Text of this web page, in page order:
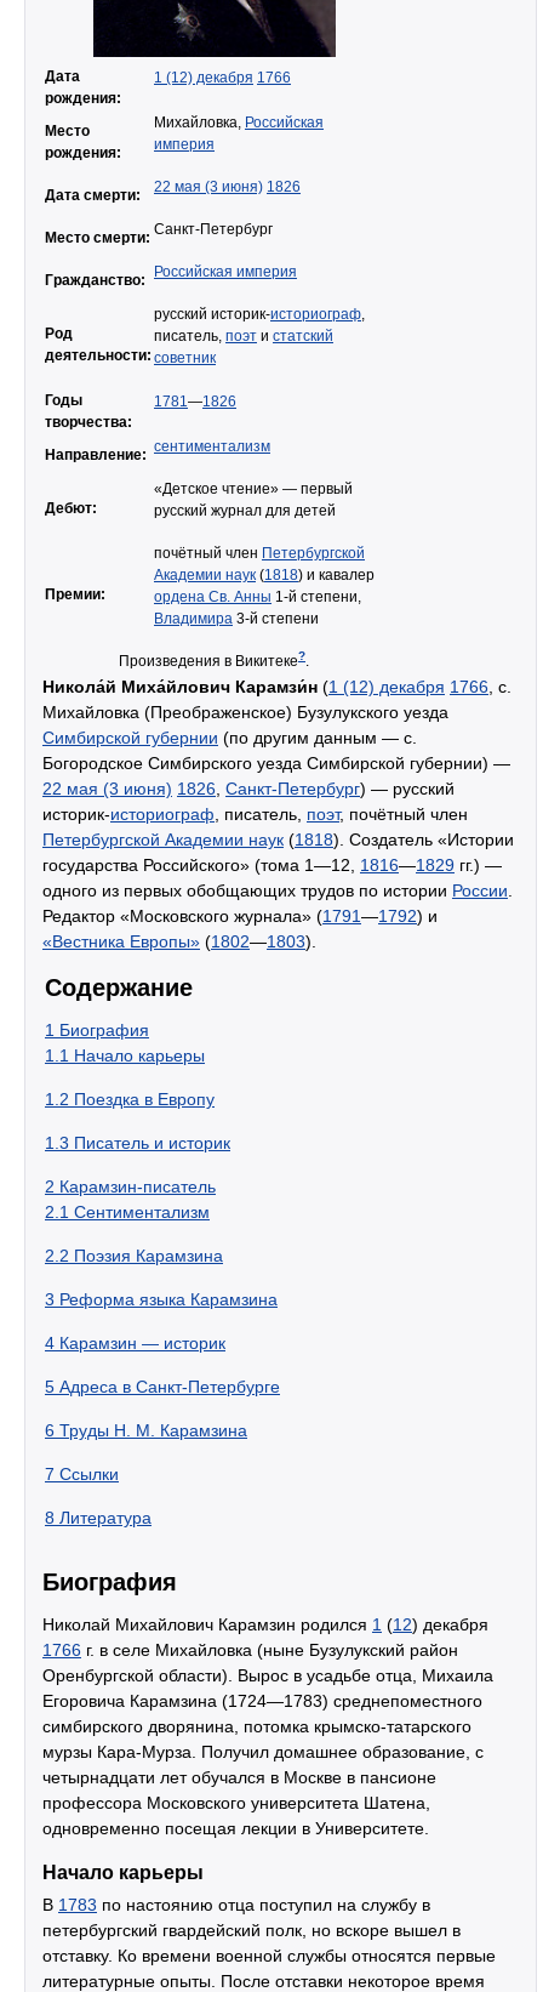
Дата
рождения:
1 (12) декабря 1766
Место
рождения:
Михайловка, Российская
империя
Дата смерти: 22 мая (3 июня) 1826
Место смерти: Санкт-Петербург
Гражданство: Российская империя
Род
деятельности:
русский историк-историограф,
писатель, поэт и статский
советник
Годы
творчества:
1781—1826
Направление: сентиментализм
Дебют:
«Детское чтение» — первый
русский журнал для детей
Премии:
почётный член Петербургской
Академии наук (1818) и кавалер
ордена Св. Анны 1-й степени,
Владимира 3-й степени
Произведения в Викитеке?.
Никола́й Миха́йлович Карамзи́н (1 (12) декабря 1766 , с.
Михайловка (Преображенское) Бузулукского уезда
Симбирской губернии (по другим данным — с.
Богородское Симбирского уезда Симбирской губернии) —
22 мая (3 июня) 1826 Санкт-Петербург) — русский
историк-историограф , писатель, поэт, почётный член
Петербургской Академии наук (1818). Создатель «Истории
государства Российского» (тома 1—12, 1816—1829 гг.) —
одного из первых обобщающих трудов по истории России
Редактор «Московского журнала» (1791—1792) и
«Вестника Европы» (1802—1803).
Содержание
1 Биография
1.1 Начало карьеры
1.2 Поездка в Европу
1.3 Писатель и историк
2 Карамзин-писатель
2.1 Сентиментализм
2.2 Поэзия Карамзина
3 Реформа языка Карамзина
4 Карамзин — историк
5 Адреса в Санкт-Петербурге
6 Труды Н. М. Карамзина
7 Ссылки
8 Литература
Биография
Николай Михайлович Карамзин родился 1 (12) декабря
1766 г. в селе Михайловка (ныне Бузулукский район
Оренбургской области). Вырос в усадьбе отца, Михаила
Егоровича Карамзина (1724—1783) среднепоместного
симбирского дворянина, потомка крымско-татарского
мурзы Кара-Мурза. Получил домашнее образование, с
четырнадцати лет обучался в Москве в пансионе
профессора Московского университета Шатена,
одновременно посещая лекции в Университете.
Начало карьеры
В 1783 по настоянию отца поступил на службу в
петербургский гвардейский полк, но вскоре вышел в
отставку. Ко времени военной службы относятся первые
литературные опыты. После отставки некоторое время